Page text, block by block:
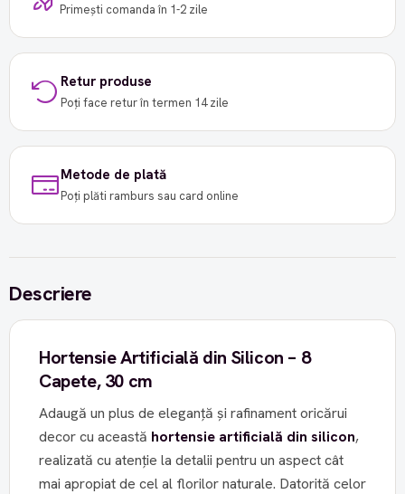
Primești comanda în 1-2 zile
Retur produse
Poți face retur în termen 14 zile
Metode de plată
Poți plăti ramburs sau card online
Descriere
Hortensie Artificială din Silicon – 8
Capete, 30 cm
Adaugă un plus de eleganță și rafinament oricărui
decor cu această hortensie artificială din silicon,
realizată cu atenție la detalii pentru un aspect cât
mai apropiat de cel al florilor naturale. Datorită celor